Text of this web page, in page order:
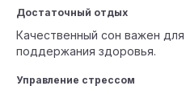
Достаточный отдых
Качественный сон важен
поддержания здоровья.
Управление стрессом